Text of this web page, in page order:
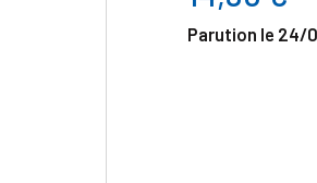
Parution le 24/